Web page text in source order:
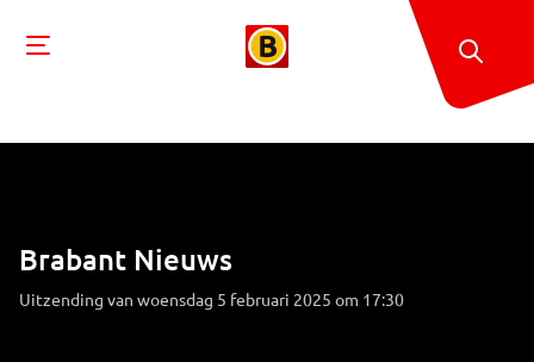
Brabant Nieuws
Uitzending van woensdag 5 februari 2025 om 17:30